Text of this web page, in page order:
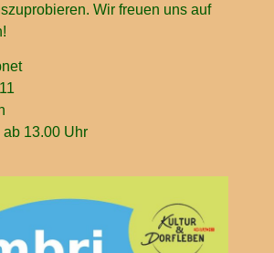
Wir freuen uns auf
ab 13.00 Uhr